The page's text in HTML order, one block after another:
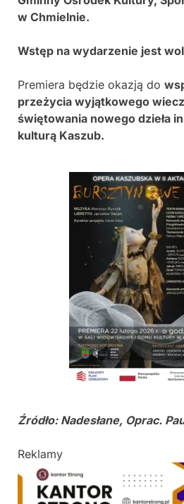
w Chmielnie.
Wstęp na wydarzenie jest
Premiera będzie okazją do
przeżycia wyjątkowego
świętowania nowego dzieła
kulturą Kaszub.
Źródło: Nadesłane, Oprac.
Reklamy